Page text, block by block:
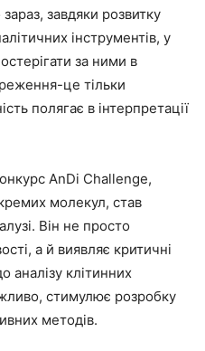
зараз, завдяки розвитку
інструментів, у
за ними в
це тільки
полягає в інтерпретації
AnDi Challenge,
молекул, став
Він не просто
а й виявляє критичні
аналізу клітинних
стимулює розробку
методів.